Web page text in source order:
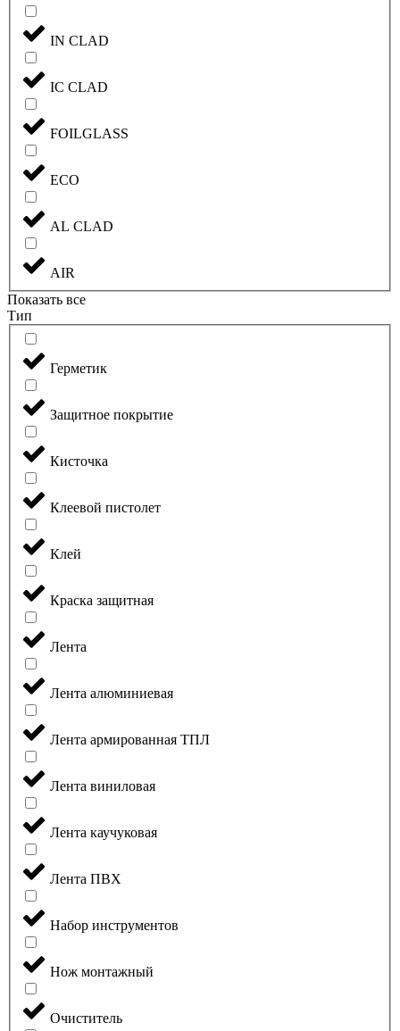
IN CLAD
IC CLAD
FOILGLASS
ECO
AL CLAD
AIR
Показать все
Тип
Герметик
Защитное покрытие
Кисточка
Клеевой пистолет
Клей
Краска защитная
Лента
Лента алюминиевая
Лента армированная ТПЛ
Лента виниловая
Лента каучуковая
Лента ПВХ
Набор инструментов
Нож монтажный
Очиститель